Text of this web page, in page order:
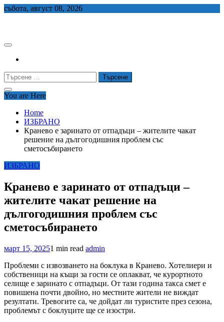
Skip
събота, август 08, 2026
Търсене
за:
You are Here
Home
ИЗБРАНО
Кранево е заринато от отпадъци – жителите чакат
решение на дългогодишния проблем със
сметосъбирането
ИЗБРАНО
Кранево е заринато от отпадъци –
жителите чакат решение на
дългогодишния проблем със
сметосъбирането
март 15, 20251 min read admin
Проблеми с извозването на боклука в Кранево. Хотелиери и
собственици на къщи за гости се оплакват, че курортното
селище е заринато с отпадъци. От тази година такса смет е
повишена почти двойно, но местните жители не виждат
резултати. Тревогите са, че дойдат ли туристите през сезона,
проблемът с боклуците ще се изостри.